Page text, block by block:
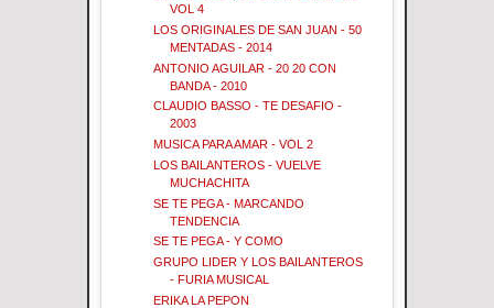
VOL 4
LOS ORIGINALES DE SAN JUAN - 50
MENTADAS - 2014
ANTONIO AGUILAR - 20 20 CON
BANDA - 2010
CLAUDIO BASSO - TE DESAFIO -
2003
MUSICA PARA AMAR - VOL 2
LOS BAILANTEROS - VUELVE
MUCHACHITA
SE TE PEGA - MARCANDO
TENDENCIA
SE TE PEGA - Y COMO
GRUPO LIDER Y LOS BAILANTEROS
- FURIA MUSICAL
ERIKA LA PEPON